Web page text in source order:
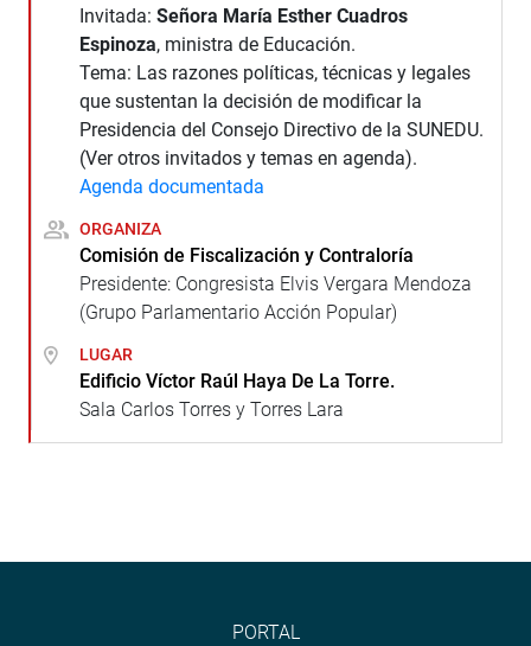
Invitada: Señora María Esther Cuadros
Espinoza, ministra de Educación.
Tema: Las razones políticas, técnicas y legales
que sustentan la decisión de modificar la
Presidencia del Consejo Directivo de la SUNEDU.
(Ver otros invitados y temas en agenda).
Agenda documentada
ORGANIZA
Comisión de Fiscalización y Contraloría
Presidente: Congresista Elvis Vergara Mendoza
(Grupo Parlamentario Acción Popular)
LUGAR
Edificio Víctor Raúl Haya De La Torre.
Sala Carlos Torres y Torres Lara
PORTAL